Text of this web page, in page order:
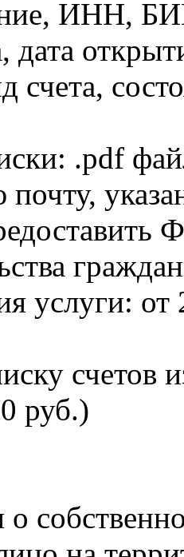
ИНН,
дата
счета,
.pdf
почту,
услуги: от
счетов
руб.)